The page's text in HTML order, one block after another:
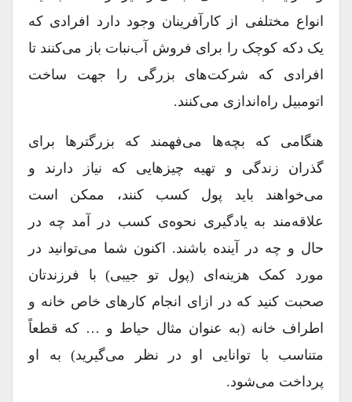
انواع مختلفی از کارآفرینان وجود دارد افرادی که
یک دکه کوچک را برای فروش آب‌نبات باز می‌کنند تا
افرادی که شرکت‌های بزرگی را جهت ساخت
اتومبیل راه‌اندازی می‌کنند.
هنگامی که بچه‌ها می‌فهمند که بزرگترها برای
گذران زندگی و تهیه چیزهایی که نیاز دارند و
می‌خواهند باید پول کسب کنند، ممکن است
علاقه‌مند به یادگیری نحوه‌ی کسب در آمد چه در
حال و چه در آینده باشند. اکنون شما می‌توانید در
مورد کمک هزینه‌ای (پول تو جیبی) با فرزندتان
صحبت کنید که در ازای انجام کارهای خاص خانه و
اطراف خانه (به عنوان مثال حیاط و … که قطعاً
متناسب با توانایی او در نظر می‌گیرید) به او
پرداخت می‌شود.